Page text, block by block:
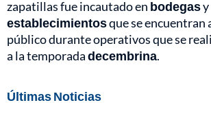
zapatillas fue incautado en bodegasy
establecimientosque se encuentran
público durante operativos que se
a la temporadadecembrina.
Últimas Noticias